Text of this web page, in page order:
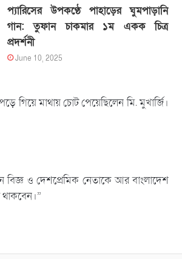
প্যারিসের উপকণ্ঠে পাহাড়ের ঘুমপাড়ানি
গান: তুফান চাকমার ১ম একক চিত্র
প্রদর্শনী
June 10, 2025
গিয়ে মাথায় চোট পেয়েছিলেন মি. মুখার্জি।
বিজ্ঞ ও দেশপ্রেমিক নেতাকে আর বাংলাদেশ